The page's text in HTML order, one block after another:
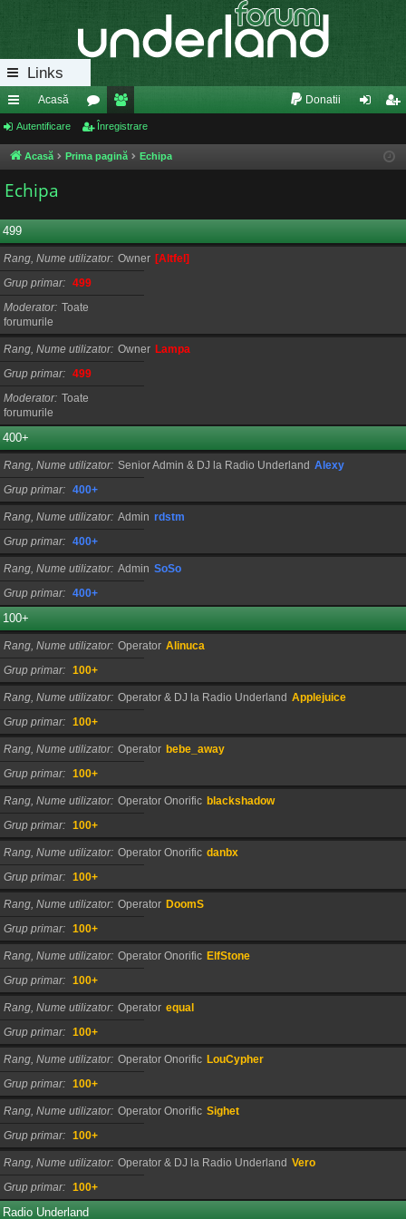
Links
eg
ăt
uri
pi
de
Acasă
or
u
e
m
Donatii
eg
Autentificare Înregistrare
Acasă Prima pagină Echipa
Echipa
499
Rang, Nume utilizator Owner [Altfel]
Grup primar
499
Moderator Toate
forumurile
Rang, Nume utilizator Owner Lampa
Grup primar
499
Moderator Toate
forumurile
400+
Rang, Nume utilizator Senior Admin & DJ la Radio Underland Alexy
Grup primar
400+
Rang, Nume utilizator Admin rdstm
Grup primar
400+
Rang, Nume utilizator Admin SoSo
Grup primar
400+
100+
Rang, Nume utilizator Operator Alinuca
Grup primar
100+
Rang, Nume utilizator Operator & DJ la Radio Underland Applejuice
Grup primar
100+
Rang, Nume utilizator Operator bebe_away
Grup primar
100+
Rang, Nume utilizator Operator Onorific blackshadow
Grup primar
100+
Rang, Nume utilizator Operator Onorific danbx
Grup primar
100+
Rang, Nume utilizator Operator DoomS
Grup primar
100+
Rang, Nume utilizator Operator Onorific ElfStone
Grup primar
100+
Rang, Nume utilizator Operator equal
Grup primar
100+
Rang, Nume utilizator Operator Onorific LouCypher
Grup primar
100+
Rang, Nume utilizator Operator Onorific Sighet
Grup primar
100+
Rang, Nume utilizator Operator & DJ la Radio Underland Vero
Grup primar
100+
Radio Underland